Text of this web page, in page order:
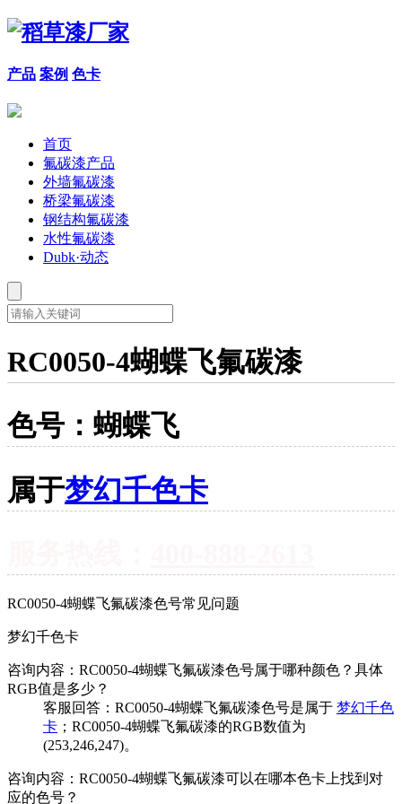
产品 案例 色卡
首页
氟碳漆产品
外墙氟碳漆
桥梁氟碳漆
钢结构氟碳漆
水性氟碳漆
Dubk·动态
RC0050-4蝴蝶飞氟碳漆
色号：蝴蝶飞
属于梦幻千色卡
RC0050-4蝴蝶飞氟碳漆色号常见问题
梦幻千色卡
咨询内容：RC0050-4蝴蝶飞氟碳漆色号属于哪种颜色？具体
RGB值是多少？
客服回答：RC0050-4蝴蝶飞氟碳漆色号是属于 梦幻千色
卡 ；RC0050-4蝴蝶飞氟碳漆的RGB数值为
(253,246,247)。
咨询内容：RC0050-4蝴蝶飞氟碳漆可以在哪本色卡上找到对
应的色号？